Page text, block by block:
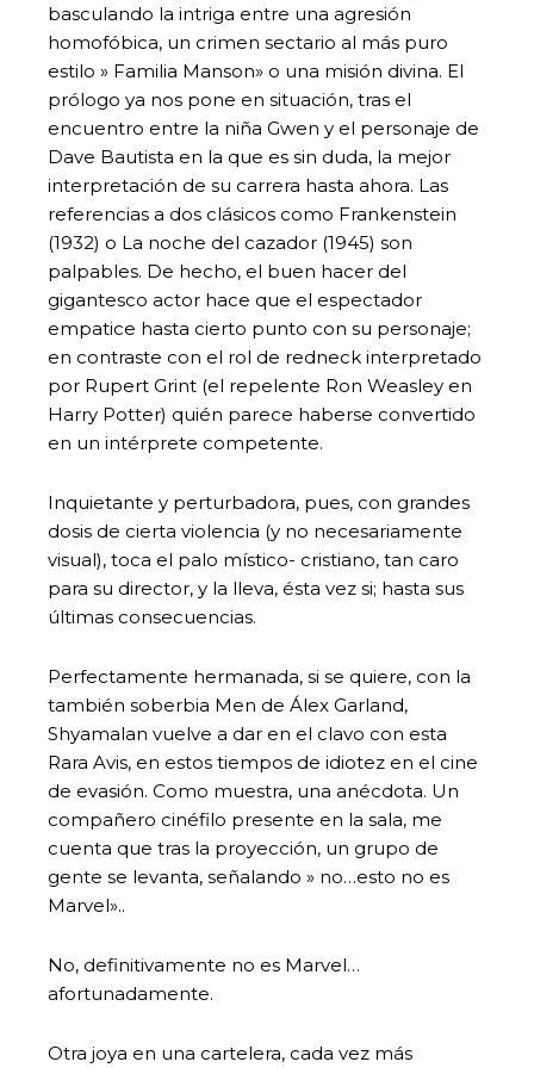
basculando la intriga entre una agresión
homofóbica, un crimen sectario al más puro
estilo » Familia Manson» o una misión divina. El
prólogo ya nos pone en situación, tras el
encuentro entre la niña Gwen y el personaje de
Dave Bautista en la que es sin duda, la mejor
interpretación de su carrera hasta ahora. Las
referencias a dos clásicos como Frankenstein
(1932) o La noche del cazador (1945) son
palpables. De hecho, el buen hacer del
gigantesco actor hace que el espectador
empatice hasta cierto punto con su personaje;
en contraste con el rol de redneck interpretado
por Rupert Grint (el repelente Ron Weasley en
Harry Potter) quién parece haberse convertido
en un intérprete competente.
Inquietante y perturbadora, pues, con grandes
dosis de cierta violencia (y no necesariamente
visual), toca el palo místico- cristiano, tan caro
para su director, y la lleva, ésta vez si; hasta sus
últimas consecuencias.
Perfectamente hermanada, si se quiere, con la
también soberbia Men de Álex Garland,
Shyamalan vuelve a dar en el clavo con esta
Rara Avis, en estos tiempos de idiotez en el cine
de evasión. Como muestra, una anécdota. Un
compañero cinéfilo presente en la sala, me
cuenta que tras la proyección, un grupo de
gente se levanta, señalando » no…esto no es
Marvel»..
No, definitivamente no es Marvel…
afortunadamente.
Otra joya en una cartelera, cada vez más